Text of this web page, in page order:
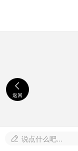

返回
 说点什么吧...